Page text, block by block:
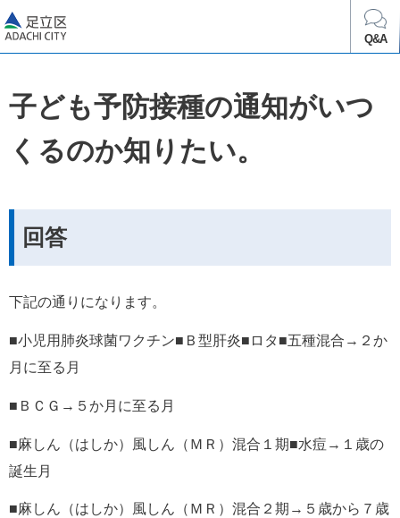
Q&A
子ども予防接種の通知がいつ
くるのか知りたい。
回答
下記の通りになります。
■小児用肺炎球菌ワクチン■Ｂ型肝炎■ロタ■五種混合→２か
月に至る月
■ＢＣＧ→５か月に至る月
■麻しん（はしか）風しん（ＭＲ）混合１期■水痘→１歳の
誕生月
■麻しん（はしか）風しん（ＭＲ）混合２期→５歳から７歳